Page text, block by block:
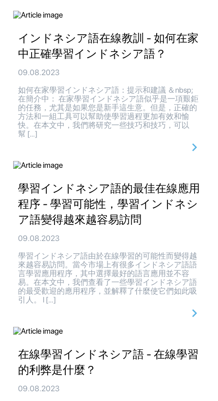
インドネシア語在線教訓 - 如何在家
中正確學習インドネシア語？
09.08.2023
如何在家學習インドネシア語：提示和建議 ＆nbsp;
在簡介中： 在家學習インドネシア語似乎是一項艱鉅
的任務，尤其是如果您是新手這生意。但是，正確的
方法和一組工具可以幫助使學習過程更加有效和愉
快。在本文中，我們將研究一些技巧和技巧，可以
幫 […]
學習インドネシア語的最佳在線應用
程序 - 學習可能性，學習インドネシ
ア語變得越來越容易訪問
09.08.2023
學習インドネシア語由於在線學習的可能性而變得越
來越容易訪問。當今市場上有很多インドネシア語語
言學習應用程序，其中選擇最好的語言應用並不容
易。在本文中，我們查看了一些學習インドネシア語
的最受歡迎的應用程序，並解釋了什麼使它們如此吸
引人。 l […]
在線學習インドネシア語 - 在線學習
的利弊是什麼？
09.08.2023